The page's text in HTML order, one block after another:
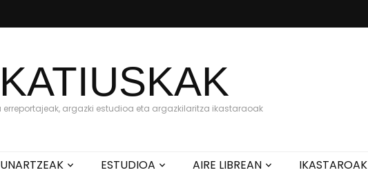
KATIUSKAK
erreportajeak, argazki estudioa eta argazkilaritza ikastaraoak
ESTUDIOA AIRE LIBREAN IKASTAROAK